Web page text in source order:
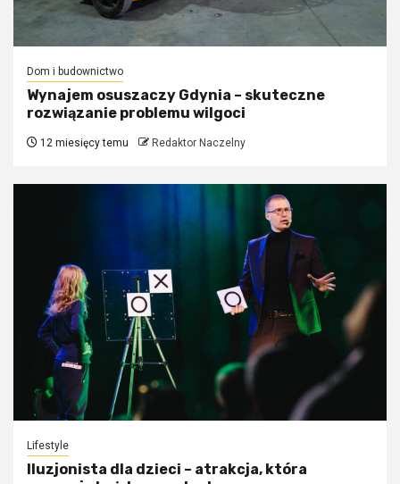
Dom i budownictwo
Wynajem osuszaczy Gdynia – skuteczne
rozwiązanie problemu wilgoci
12 miesięcy temu Redaktor Naczelny
Lifestyle
Iluzjonista dla dzieci – atrakcja, która